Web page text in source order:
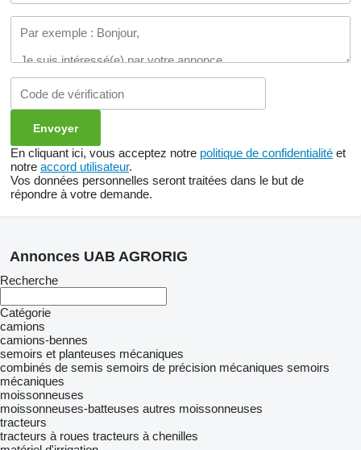
En cliquant ici, vous acceptez notre politique de confidentialité et
notre accord utilisateur.
Vos données personnelles seront traitées dans le but de
répondre à votre demande.
Annonces UAB AGRORIG
Recherche
Catégorie
camions
camions-bennes
semoirs et planteuses mécaniques
combinés de semis semoirs de précision mécaniques semoirs
mécaniques
moissonneuses
moissonneuses-batteuses autres moissonneuses
tracteurs
tracteurs à roues tracteurs à chenilles